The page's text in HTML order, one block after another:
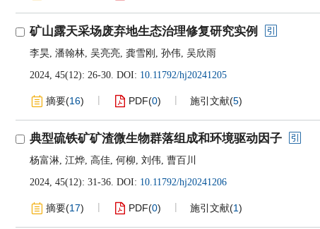
矿山露天采场废弃地生态治理修复研究实例
李昊, 潘翰林, 吴亮亮, 龚雪刚 , 孙伟, 吴欣雨
2024, 45(12): 26-30. DOI: 10.11792/hj20241205
摘要(16) PDF(0) 施引文献(5)
典型硫铁矿矿渣微生物群落组成和环境驱动因子
杨富淋, 江烨, 高佳, 何柳, 刘伟, 曹百川
2024, 45(12): 31-36. DOI: 10.11792/hj20241206
摘要(17) PDF(0) 施引文献(1)